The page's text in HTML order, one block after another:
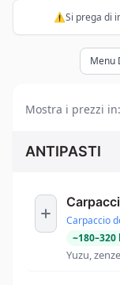
⚠️Si prega di
Menu
Mostra i prezzi in:
ANTIPASTI
Carpaccio
~180–320
Yuzu,